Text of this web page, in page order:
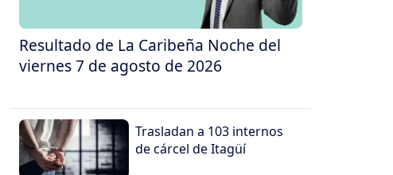
Resultado de La Caribeña Noche del
viernes 7 de agosto de 2026
Trasladan a 103 internos
de cárcel de Itagüí